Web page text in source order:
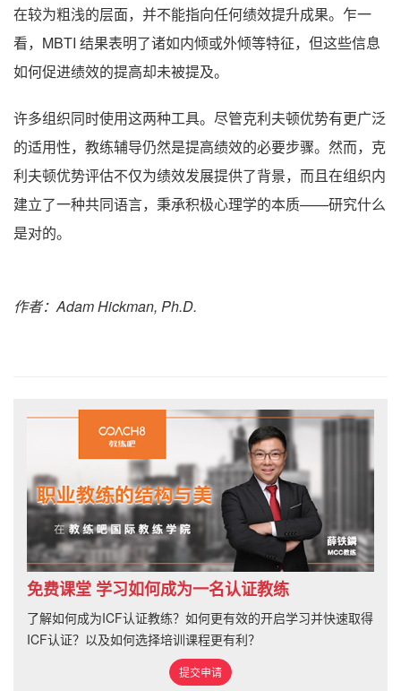
在较为粗浅的层面，并不能指向任何绩效提升成果。乍一
看，MBTI 结果表明了诸如内倾或外倾等特征，但这些信息
如何促进绩效的提高却未被提及。
许多组织同时使用这两种工具。尽管克利夫顿优势有更广泛
的适用性，教练辅导仍然是提高绩效的必要步骤。然而，克
利夫顿优势评估不仅为绩效发展提供了背景，而且在组织内
建立了一种共同语言，秉承积极心理学的本质——研究什么
是对的。
作者：Adam Hickman, Ph.D.
免费课堂 学习如何成为一名认证教练
了解如何成为ICF认证教练？如何更有效的开启学习并快速取得
ICF认证？以及如何选择培训课程更有利？
提交申请